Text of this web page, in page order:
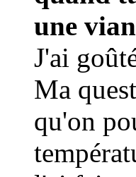
une
J'ai
Ma
qu'on